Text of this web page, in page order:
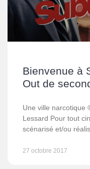
Bienvenue à
Out de
Une ville narcotique
Lessard Pour tout
scénarisé et/ou
27 octobre 2017